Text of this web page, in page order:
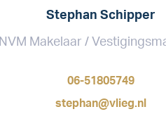
Stephan Schipper
NVM Makelaar /
06-51805749
stephan@vlieg.nl